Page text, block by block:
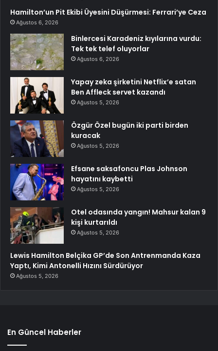
Hamilton’un Pit Ekibi Üyesini Düşürmesi: Ferrari’ye Ceza
Ağustos 6, 2026
Binlercesi Karadeniz kıyılarına vurdu:
Tek tek telef oluyorlar
Ağustos 6, 2026
Yapay zeka şirketini Netflix’e satan
Ben Affleck servet kazandı
Ağustos 5, 2026
Özgür Özel bugün iki parti birden
kuracak
Ağustos 5, 2026
Efsane saksafoncu Plas Johnson
hayatını kaybetti
Ağustos 5, 2026
Otel odasında yangın! Mahsur kalan 9
kişi kurtarıldı
Ağustos 5, 2026
Lewis Hamilton Belçika GP’de Son Antrenmanda Kaza
Yaptı, Kimi Antonelli Hızını Sürdürüyor
Ağustos 5, 2026
En Güncel Haberler